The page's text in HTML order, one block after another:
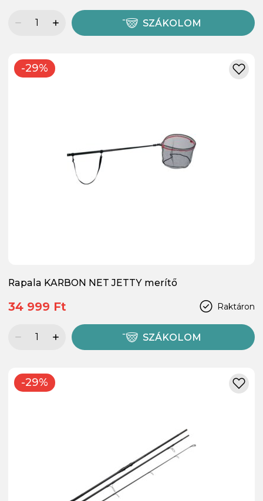
SZÁKOLOM
-29%
Rapala KARBON NET JETTY merítő
Raktáron
34 999 Ft
SZÁKOLOM
-29%